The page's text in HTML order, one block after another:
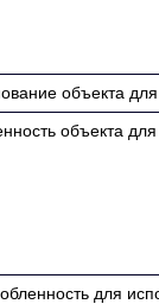
объекта для
объекта для
для